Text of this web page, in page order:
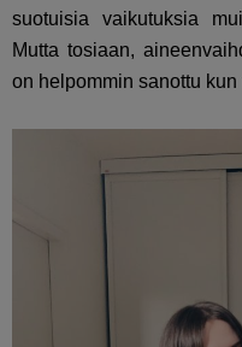
suotuisia vaikutuksia
Mutta tosiaan,
on helpommin sanottu kun